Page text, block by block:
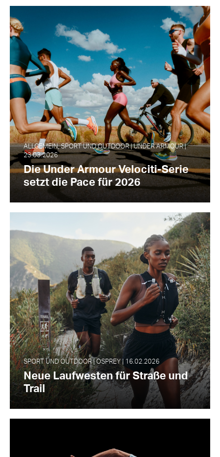
ALLGEMEIN, SPORT UND OUTDOOR | UNDER ARMOUR |
23.03.2026
Die Under Armour Velociti-Serie
setzt die Pace für 2026
SPORT UND OUTDOOR | OSPREY | 16.02.2026
Neue Laufwesten für Straße und
Trail